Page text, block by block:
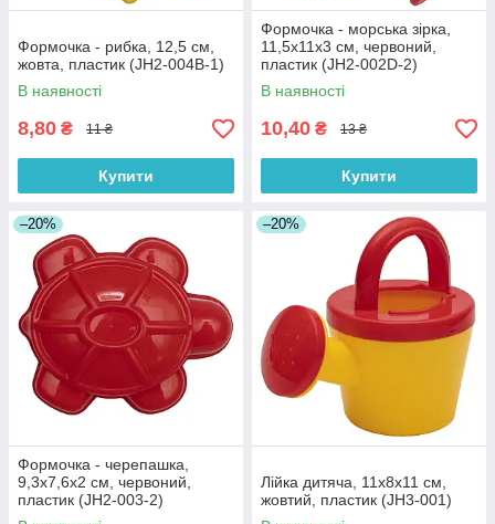
Формочка - рибка, 12,5 см,
жовта, пластик (JH2-004B-1)
В наявності
8,80 ₴ 11 ₴
Купити
Формочка - морська зірка,
11,5x11x3 см, червоний,
пластик (JH2-002D-2)
В наявності
10,40 ₴ 13 ₴
Купити
–20%
Формочка - черепашка,
9,3x7,6x2 см, червоний,
пластик (JH2-003-2)
–20%
Лійка дитяча, 11x8x11 см,
жовтий, пластик (JH3-001)